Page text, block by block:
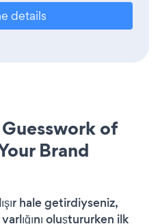
details
of
Brand
hale getirdiyseniz,
oluştururken ilk